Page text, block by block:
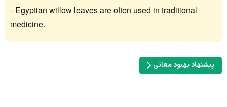
Egyptian willow leaves are often used in traditional
medicine.
پیشنهاد بهبود معانی